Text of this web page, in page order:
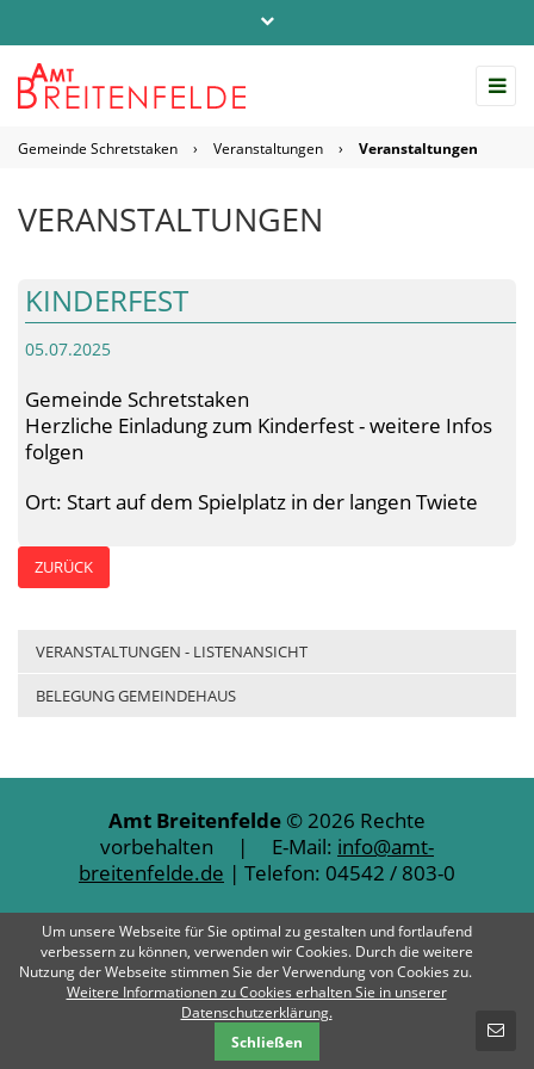
SCHNELLKONTAKT
E-Mail-Nachricht - Amt Breitenfelde
info@amt-breitenfelde.de
Gemeinde Schretstaken › Veranstaltungen › Veranstaltungen
VERANSTALTUNGEN
KINDERFEST
05.07.2025
Gemeinde Schretstaken
Herzliche Einladung zum Kinderfest - weitere Infos
folgen
Ort: Start auf dem Spielplatz in der langen Twiete
ZURÜCK
VERANSTALTUNGEN - LISTENANSICHT
BELEGUNG GEMEINDEHAUS
Amt Breitenfelde © 2026 Rechte
vorbehalten | E-Mail: info@amt-
breitenfelde.de | Telefon: 04542 / 803-0
Impressum
Datenschutz Kontakt
Um unsere Webseite für Sie optimal zu gestalten und fortlaufend
verbessern zu können, verwenden wir Cookies. Durch die weitere
Nutzung der Webseite stimmen Sie der Verwendung von Cookies zu.
Weitere Informationen zu Cookies erhalten Sie in unserer
Datenschutzerklärung.
Schließen